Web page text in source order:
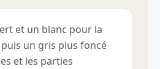
et un blanc pour la
un gris plus foncé
et les parties